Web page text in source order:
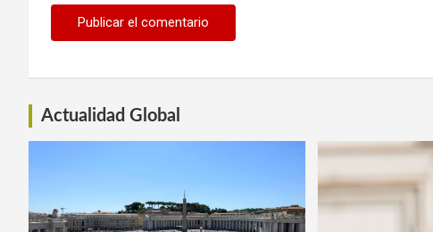
Actualidad Global